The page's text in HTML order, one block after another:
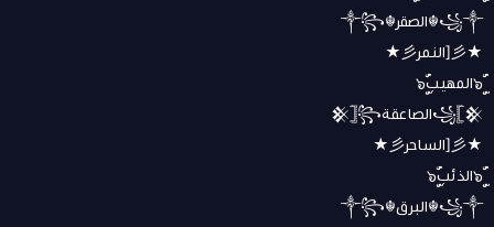
꧁༒☬الصقر☬༒꧂
★彡[النمر彡★
๖ۣۜالمهيب๖ۣۜ
꧁𓊈𒆜الصاعقة𒆜𓊉꧂
★彡[الساحر彡★
๖ۣۜالذئب๖ۣۜ
꧁༒☬البرق☬༒꧂